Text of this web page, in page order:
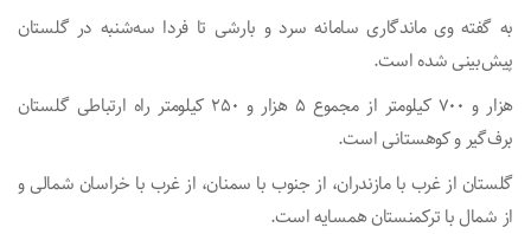
به گفته وی ماندگاری سامانه سرد و بارشی تا فردا سه‌شنبه در گلستان
پیش‌بینی شده است.
هزار و ۷۰۰ کیلومتر از مجموع ۵ هزار و ۲۵۰ کیلومتر راه ارتباطی گلستان
برف‌گیر و کوهستانی است.
گلستان از غرب با مازندران، از جنوب با سمنان، از غرب با خراسان شمالی و
از شمال با ترکمنستان همسایه است.